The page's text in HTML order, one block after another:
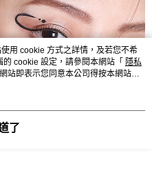
用 cookie 方式之詳情，及若您不希
cookie 設定，請參閱本網站「 隱私
站即表示您同意本公司得按本網站使
了